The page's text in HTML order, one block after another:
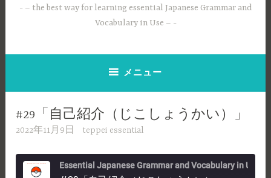
– the best way for learning essential Japanese Grammar and
Vocabulary in Use –
メニュー
#29「自己紹介（じこしょうかい）」
2022年11月9日 teppei essential